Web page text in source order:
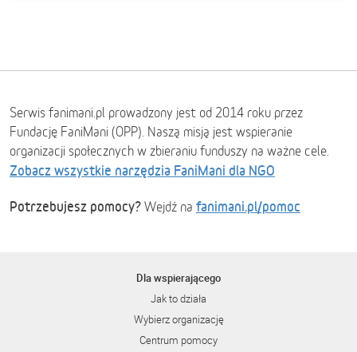
Serwis fanimani.pl prowadzony jest od 2014 roku przez
Fundację FaniMani (OPP). Naszą misją jest wspieranie
organizacji społecznych w zbieraniu funduszy na ważne cele.
Zobacz wszystkie narzędzia FaniMani dla NGO
Potrzebujesz pomocy? Wejdź na fanimani.pl/pomoc
Dla wspierającego
Jak to działa
Wybierz organizację
Centrum pomocy